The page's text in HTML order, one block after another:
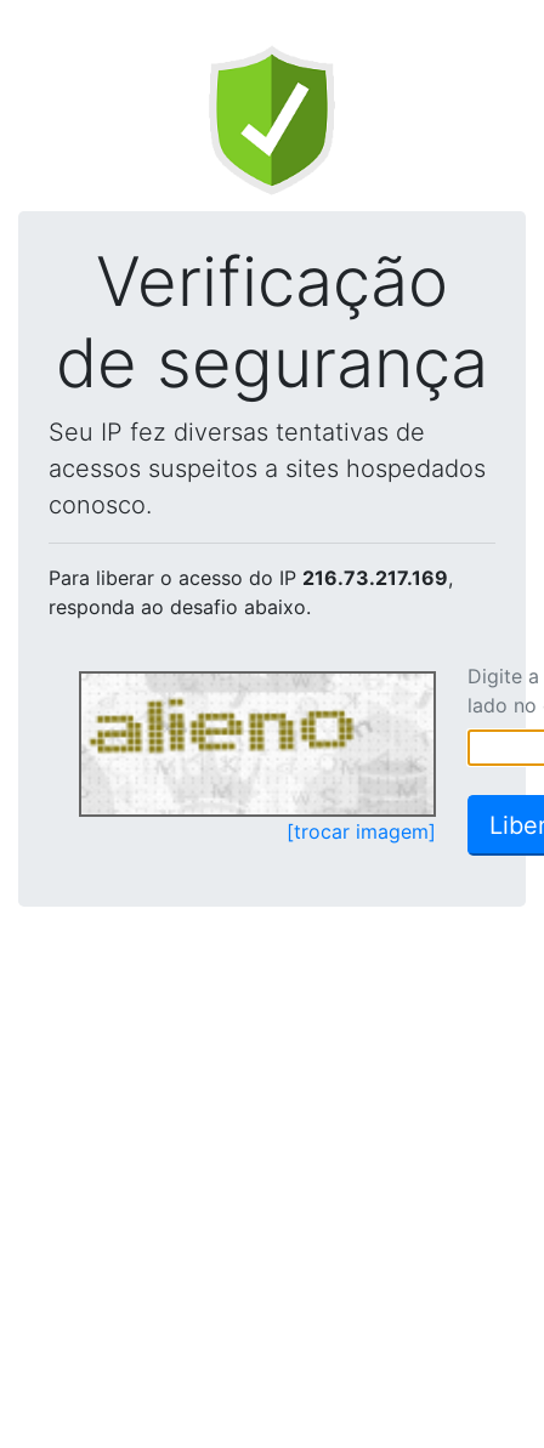
Verificação
de segurança
Seu IP fez diversas tentativas de
acessos suspeitos a sites hospedados
conosco.
Para liberar o acesso do IP 216.73.217.169,
responda ao desafio abaixo.
[trocar imagem]
Digite
lado no